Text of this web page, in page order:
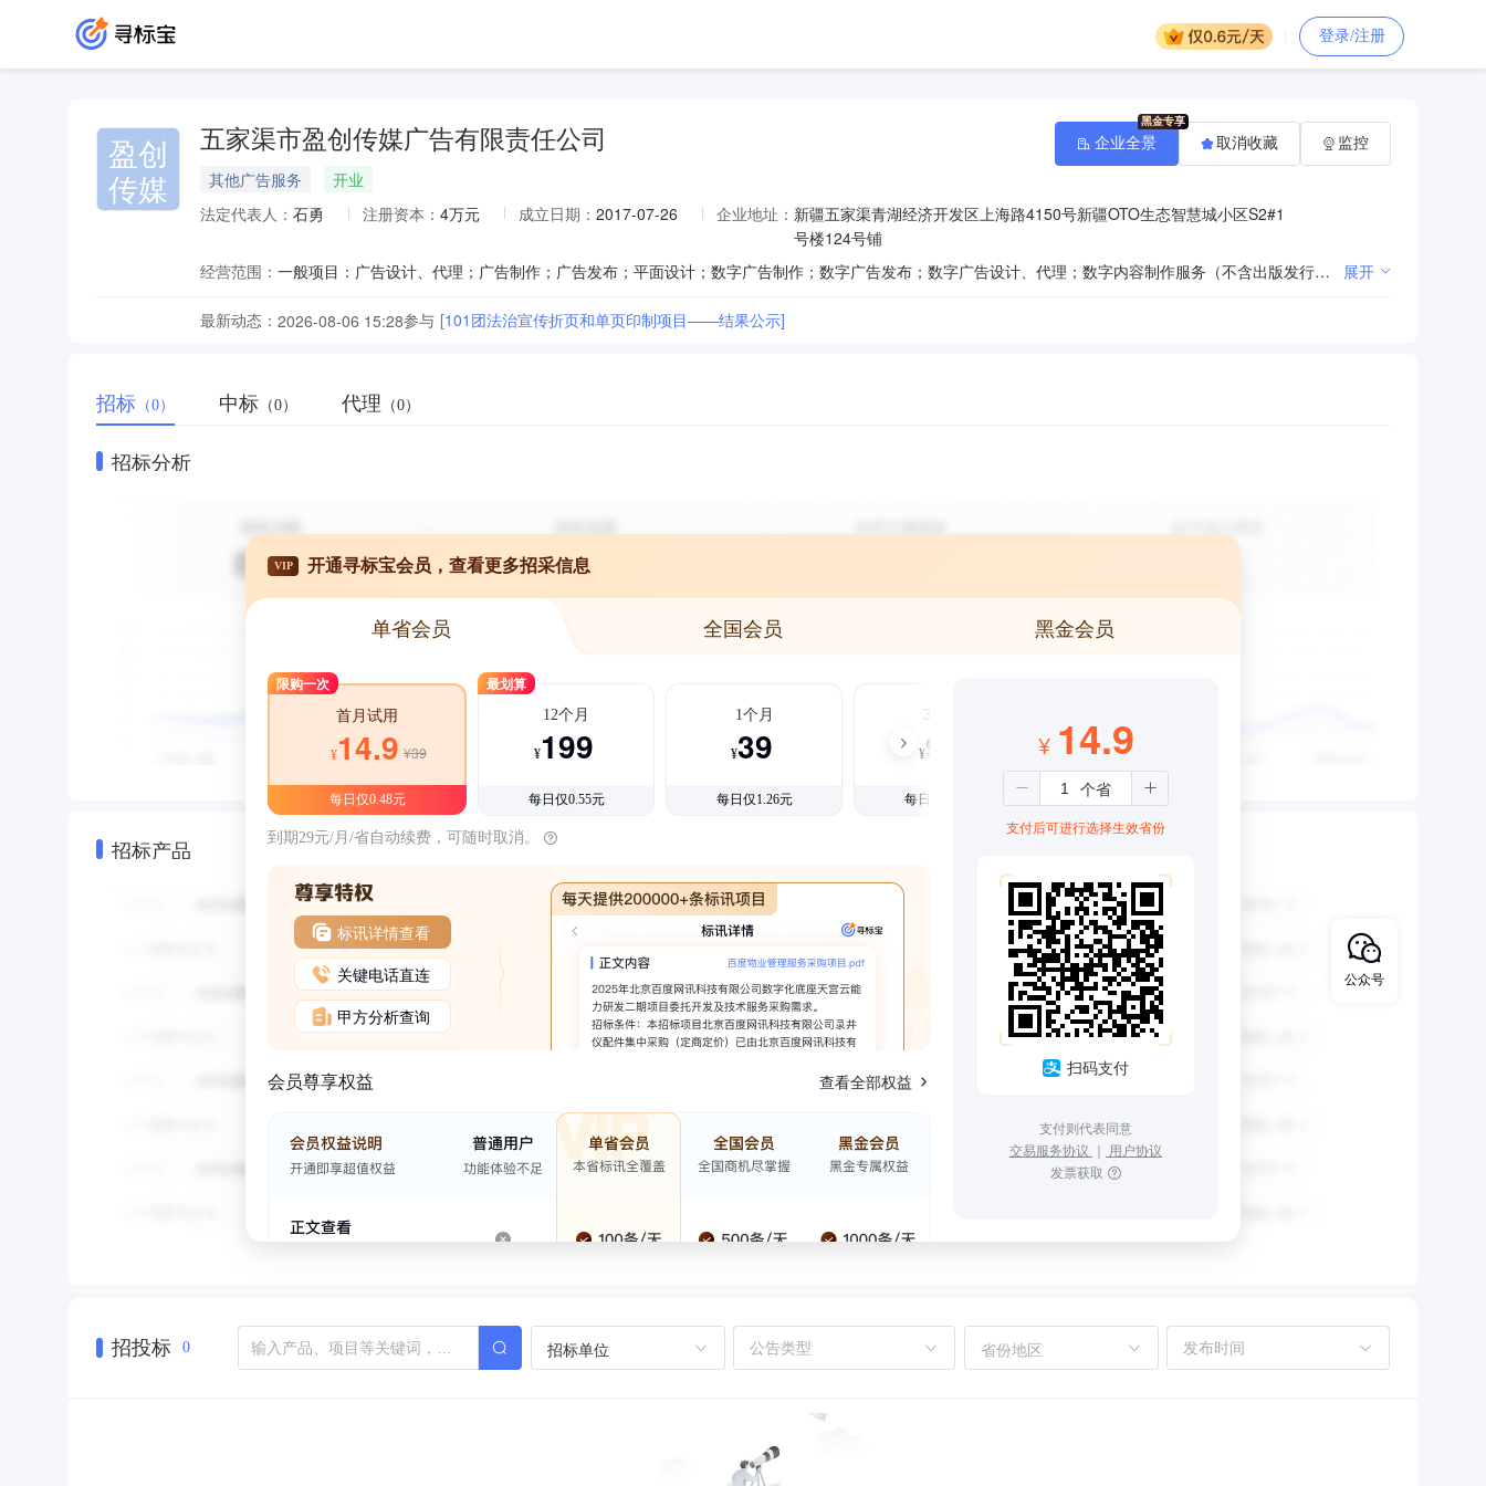
登录/注册
盈创
传媒
五家渠市盈创传媒广告有限责任公司
其他广告服务
开业
法定代表人： 石勇 注册资本： 4万元 成立日期： 2017-07-26 企业地址： 新疆五家渠青湖经济开发区上海路4150号新疆OTO生态智慧城小区S2#1
号楼124号铺
经营范围：
一般项目：广告设计、代理；广告制作；广告发布；平面设计；数字广告制作；数字广告发布；数字广告设计、代理；数字内容制作服务（不含出版发行）；电影摄制服务；交通及公共管理用金属标牌制造；交通及公共管理用标牌销售；文具用品零售；办公设备耗材销售；文具用品批发；办公用品销售；会议及展览服务（出国办展须经相关部门审批）；打字复印；图文设计制作；办公设备销售；办公服务；计算机及办公设备维修；计算机软硬件及辅助设备批发；文化用品设备出租；建筑装饰材料销售；礼仪服务；个人商务服务；摄影扩印服务；摄像及视频制作服务；停车场服务；运输货物打包服务；装卸搬运；柜台、摊位出租；机械设备租赁；办公设备租赁服务；休闲娱乐用品设备出租；花卉绿植租借与代管理；公共事业管理服务；翻译服务；计算机软硬件及辅助设备零售；园林绿化工程施工；劳务服务（不含劳务派遣）；通讯设备销售；日用玻璃制品销售；门窗销售；楼梯销售；地板销售；计算机及通讯设备租赁；针纺织品销售；电线、电缆经营；电车销售；五金产品零售；对外承包工程；建筑材料销售；塑料制品销售；消防器材销售；劳动保护用品销售；市场营销策划；3D打印基础材料销售；软件销售；工程管理服务（除依法须经批准的项目外，凭营业执照依法自主开展经营活动）许可项目：包装装潢印刷品印刷；文件、资料等其他印刷品印刷；印刷品装订服务；建设工程施工；公章刻制（依法须经批准的项目，经相关部门批准后方可开展经营活动，具体经营项目以相关部门批准文件或许可证件为准） 展开
最新动态： 2026-08-06 15:28参与 [101团法治宣传折页和单页印制项目——结果公示]
企业全景 取消收藏 监控
招标 （0） 中标 （0） 代理 （0）
招标分析
招标产品
VIP 开通寻标宝会员，查看更多招采信息
单省会员 全国会员 黑金会员
限购一次
首月试用
¥14.9 ¥39
每日仅0.48元
最划算
12个月
¥199
每日仅0.55元
1个月
¥39
每日仅1.26元
3个月
¥99
每日仅1.08元
到期29元/月/省自动续费，可随时取消。
标讯详情查看
关键电话直连
甲方分析查询
会员尊享权益 查看全部权益
¥ 14.9
支付后可进行选择生效省份
扫码支付
支付则代表同意
交易服务协议 ｜ 用户协议
发票获取
招投标 0 招标单位 省份地区
公众号